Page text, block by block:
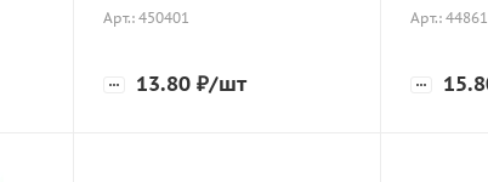
Арт.: 450401
13.80 ₽/шт
Арт.: